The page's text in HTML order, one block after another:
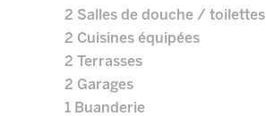
2 Salles de douche / toilettes
2 Cuisines équipées
2 Terrasses
2 Garages
1 Buanderie